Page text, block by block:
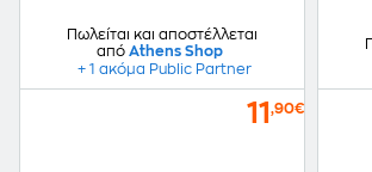
Πωλείται και αποστέλλεται
από Athens Shop
+ 1 ακόμα Public Partner
11 ,90€